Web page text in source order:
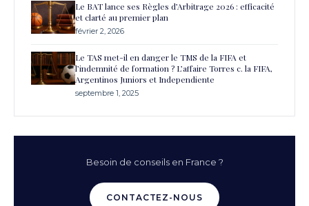
Le BAT lance ses Règles d’Arbitrage 2026 : efficacité
et clarté au premier plan
février 2, 2026
Le TAS met-il en danger le TMS de la FIFA et
l’indemnité de formation ? L’affaire Torres c. la FIFA,
Argentinos Juniors et Independiente
septembre 1, 2025
Besoin de conseils en France ?
CONTACTEZ-NOUS